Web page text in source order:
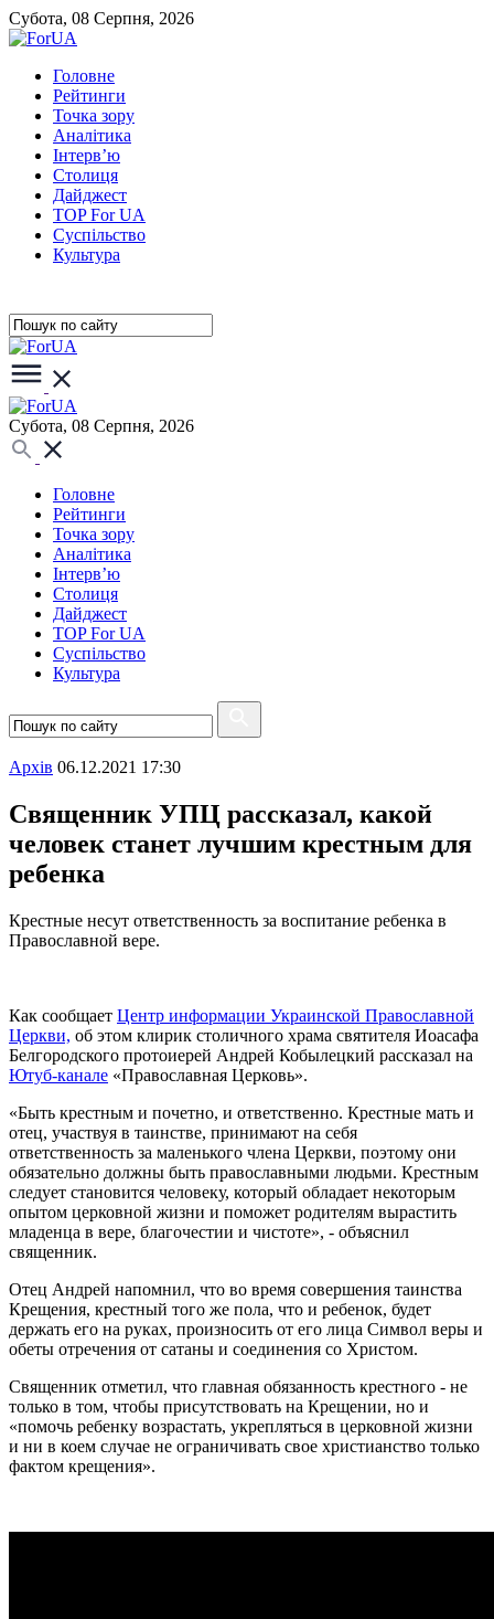
Субота, 08 Серпня, 2026
Головне
Рейтинги
Точка зору
Аналітика
Інтерв’ю
Столиця
Дайджест
TOP For UA
Суспiльство
Культура
Субота, 08 Серпня, 2026
Головне
Рейтинги
Точка зору
Аналітика
Інтерв’ю
Столиця
Дайджест
TOP For UA
Суспiльство
Культура
Архiв 06.12.2021 17:30
Священник УПЦ рассказал, какой
человек станет лучшим крестным для
ребенка
Крестные несут ответственность за воспитание ребенка в
Православной вере.
Как сообщает Центр информации Украинской Православной
Церкви, об этом клирик столичного храма святителя Иоасафа
Белгородского протоиерей Андрей Кобылецкий рассказал на
Ютуб-канале «Православная Церковь».
«Быть крестным и почетно, и ответственно. Крестные мать и
отец, участвуя в таинстве, принимают на себя
ответственность за маленького члена Церкви, поэтому они
обязательно должны быть православными людьми. Крестным
следует становится человеку, который обладает некоторым
опытом церковной жизни и поможет родителям вырастить
младенца в вере, благочестии и чистоте», - объяснил
священник.
Отец Андрей напомнил, что во время совершения таинства
Крещения, крестный того же пола, что и ребенок, будет
держать его на руках, произносить от его лица Символ веры и
обеты отречения от сатаны и соединения со Христом.
Священник отметил, что главная обязанность крестного - не
только в том, чтобы присутствовать на Крещении, но и
«помочь ребенку возрастать, укрепляться в церковной жизни
и ни в коем случае не ограничивать свое христианство только
фактом крещения».